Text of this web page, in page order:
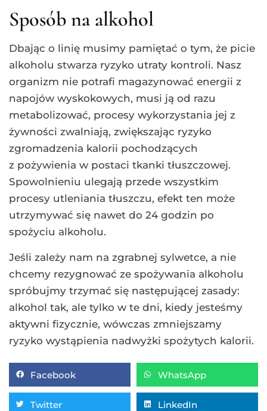
Sposób na alkohol
Dbając o linię musimy pamiętać o tym, że picie
alkoholu stwarza ryzyko utraty kontroli. Nasz
organizm nie potrafi magazynować energii z
napojów wyskokowych, musi ją od razu
metabolizować, procesy wykorzystania jej z
żywności zwalniają, zwiększając ryzyko
zgromadzenia kalorii pochodzących
z pożywienia w postaci tkanki tłuszczowej.
Spowolnieniu ulegają przede wszystkim
procesy utleniania tłuszczu, efekt ten może
utrzymywać się nawet do 24 godzin po
spożyciu alkoholu.
Jeśli zależy nam na zgrabnej sylwetce, a nie
chcemy rezygnować ze spożywania alkoholu
spróbujmy trzymać się następującej zasady:
alkohol tak, ale tylko w te dni, kiedy jesteśmy
aktywni fizycznie, wówczas zmniejszamy
ryzyko wystąpienia nadwyżki spożytych kalorii.
Facebook WhatsApp
Twitter LinkedIn